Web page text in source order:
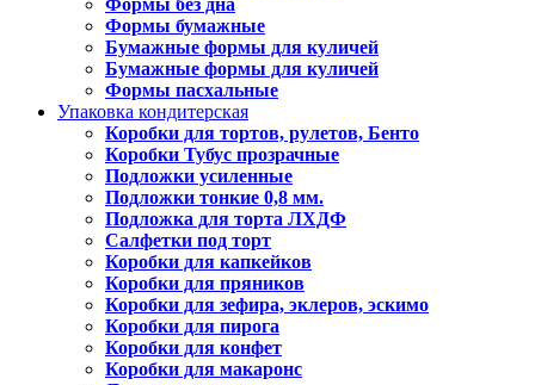
Формы без дна
Формы бумажные
Бумажные формы для куличей
Бумажные формы для куличей
Формы пасхальные
Упаковка кондитерская
Коробки для тортов, рулетов, Бенто
Коробки Тубус прозрачные
Подложки усиленные
Подложки тонкие 0,8 мм.
Подложка для торта ЛХДФ
Салфетки под торт
Коробки для капкейков
Коробки для пряников
Коробки для зефира, эклеров, эскимо
Коробки для пирога
Коробки для конфет
Коробки для макаронс